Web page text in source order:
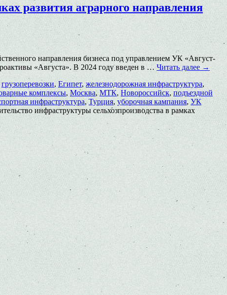
развития аграрного направления
направления бизнеса под управлением УК «Август-
«Августа». В 2024 году введен в …Читать далее →
грузоперевозки, Египет,железнодорожная инфраструктура,
комплексы,Москва,МТК,Новороссийск, подъездной
инфраструктура,Турция,уборочная кампания, УК
инфраструктуры сельхозпроизводства в рамках